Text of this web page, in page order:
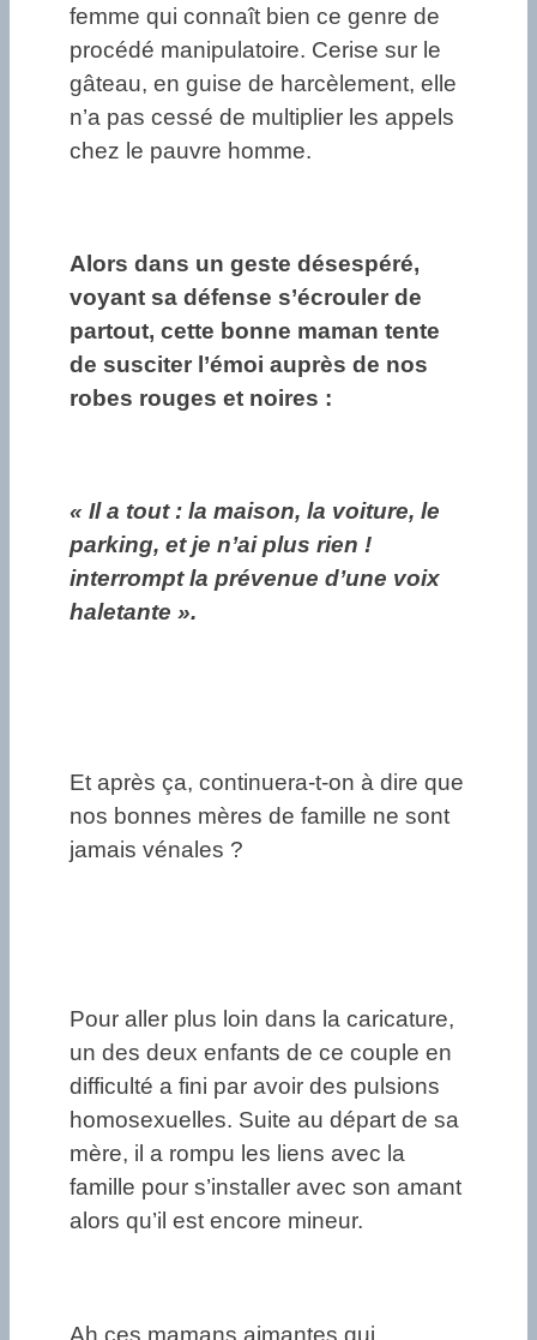
femme qui connaît bien ce genre de
procédé manipulatoire. Cerise sur le
gâteau, en guise de harcèlement, elle
n’a pas cessé de multiplier les appels
chez le pauvre homme.
Alors dans un geste désespéré,
voyant sa défense s’écrouler de
partout, cette bonne maman tente
de susciter l’émoi auprès de nos
robes rouges et noires :
« Il a tout : la maison, la voiture, le
parking, et je n’ai plus rien !
interrompt la prévenue d’une voix
haletante ».
Et après ça, continuera-t-on à dire que
nos bonnes mères de famille ne sont
jamais vénales ?
Pour aller plus loin dans la caricature,
un des deux enfants de ce couple en
difficulté a fini par avoir des pulsions
homosexuelles. Suite au départ de sa
mère, il a rompu les liens avec la
famille pour s’installer avec son amant
alors qu’il est encore mineur.
Ah ces mamans aimantes qui